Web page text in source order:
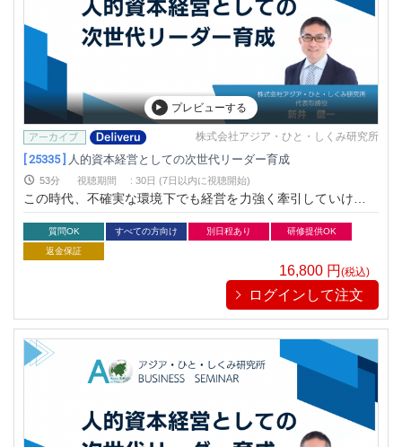
プレビューする
株式会社アジア・ひと・しくみ研究所
[ 25335 ] 人的資本経営としての次世代リーダー育成
53分 視聴期間 : 30日 (7日以内に視聴開始)
この時代、不確実な環境下でも経営を力強く牽引していける次
世代リーダー人材の育成が不可欠です。だからこそ、企業・組
織は「誰に」「どんな投資を行うか」を決めて意思決定が求め
られています。この講座では、組織を力強くリードする人材を
質問OK すべての方向け 別日程あり
研修提供OK
返金保証
16,800 円 (税込)
ログインして注文